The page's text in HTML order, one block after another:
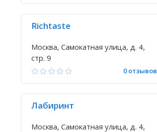
Richtaste
Москва, Самокатная улица, д. 4,
стр. 9
0 отзывов
Лабиринт
Москва, Самокатная улица, д. 4,